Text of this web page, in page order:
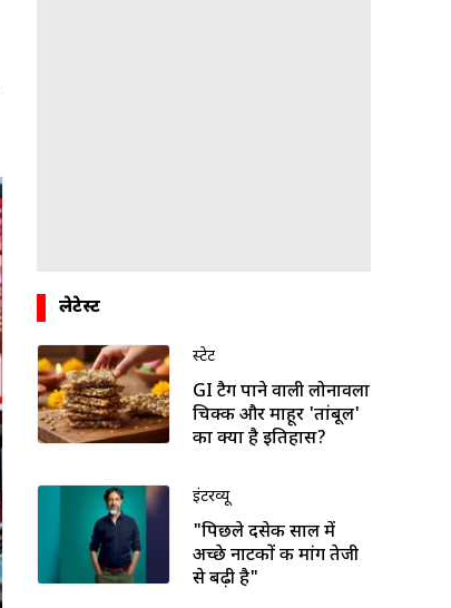
लेटेस्ट
स्टेट
GI टैग पाने वाली लोनावला
चिक्की और माहूर 'तांबूल'
का क्या है इतिहास?
इंटरव्यू
"पिछले दसेक साल में
अच्छे नाटकों की मांग तेजी
से बढ़ी है"